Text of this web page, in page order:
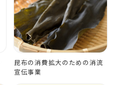
昆布の消費拡大のための消流
宣伝事業